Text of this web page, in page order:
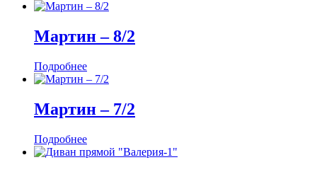
Мартин ‒ 8/2
Подробнее
Мартин ‒ 7/2
Подробнее